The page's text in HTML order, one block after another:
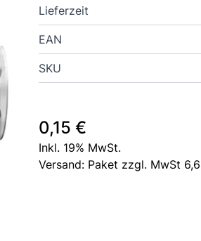
Lieferzeit
EAN
SKU
0,15 €
Inkl. 19% MwSt.
Versand: Paket zzgl. MwSt